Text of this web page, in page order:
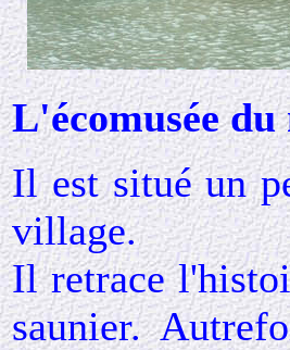
L'écomusée
Il est situé un
village.
Il retrace
saunier.